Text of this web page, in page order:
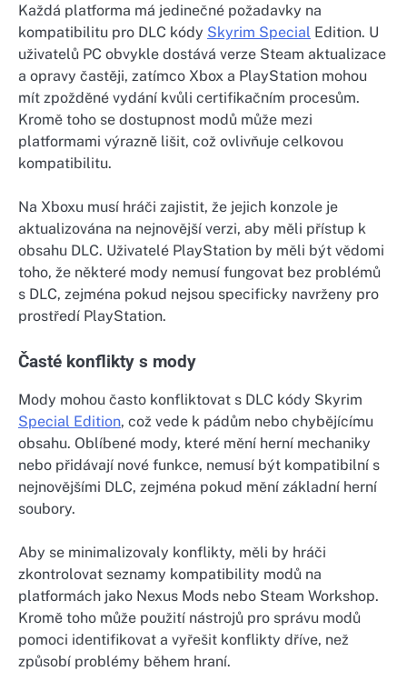
Každá platforma má jedinečné požadavky na
kompatibilitu pro DLC kódy Skyrim Special Edition. U
uživatelů PC obvykle dostává verze Steam aktualizace
a opravy častěji, zatímco Xbox a PlayStation mohou
mít zpožděné vydání kvůli certifikačním procesům.
Kromě toho se dostupnost modů může mezi
platformami výrazně lišit, což ovlivňuje celkovou
kompatibilitu.
Na Xboxu musí hráči zajistit, že jejich konzole je
aktualizována na nejnovější verzi, aby měli přístup k
obsahu DLC. Uživatelé PlayStation by měli být vědomi
toho, že některé mody nemusí fungovat bez problémů
s DLC, zejména pokud nejsou specificky navrženy pro
prostředí PlayStation.
Časté konflikty s mody
Mody mohou často konfliktovat s DLC kódy Skyrim
Special Edition, což vede k pádům nebo chybějícímu
obsahu. Oblíbené mody, které mění herní mechaniky
nebo přidávají nové funkce, nemusí být kompatibilní s
nejnovějšími DLC, zejména pokud mění základní herní
soubory.
Aby se minimalizovaly konflikty, měli by hráči
zkontrolovat seznamy kompatibility modů na
platformách jako Nexus Mods nebo Steam Workshop.
Kromě toho může použití nástrojů pro správu modů
pomoci identifikovat a vyřešit konflikty dříve, než
způsobí problémy během hraní.